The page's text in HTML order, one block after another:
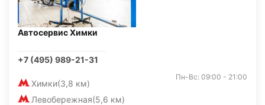
Автосервис Химки
+7 (495) 989-21-31
Химки(3,8 км)
Левобережная(5,6 км)
Пн-Вс: 09:00 - 21:00